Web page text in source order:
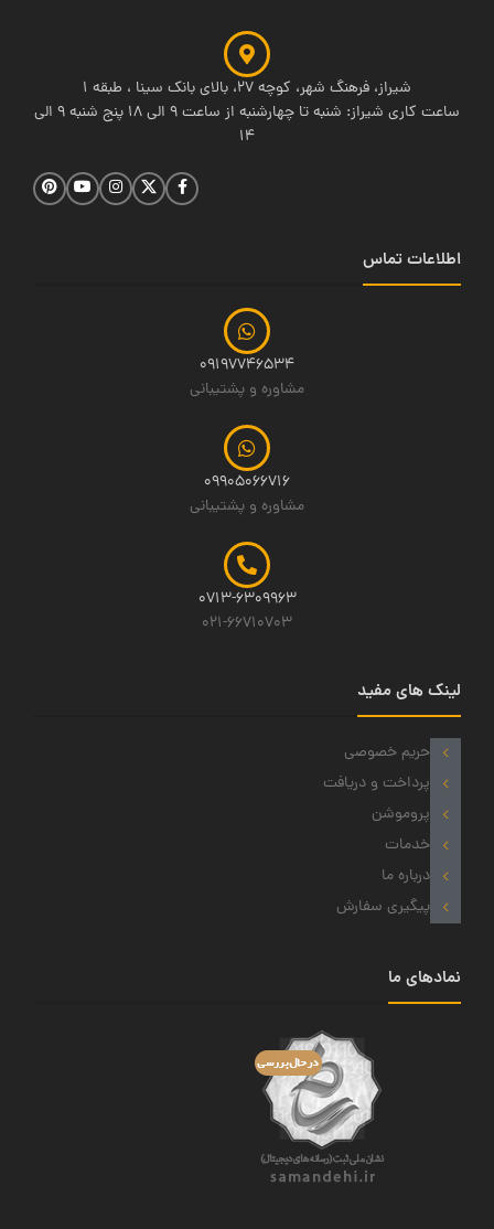
شیراز، فرهنگ شهر، کوچه 27، بالای بانک سینا ، طبقه 1
ساعت کاری شیراز: شنبه تا چهارشنبه از ساعت 9 الی 18 پنج شنبه 9 الی
14
اطلاعات تماس
09197746534
مشاوره و پشتیبانی
09905066716
مشاوره و پشتیبانی
0713-6309963
021-66710703
لینک های مفید
حریم خصوصی
پرداخت و دریافت
پروموشن
خدمات
درباره ما
پیگیری سفارش
نمادهای ما